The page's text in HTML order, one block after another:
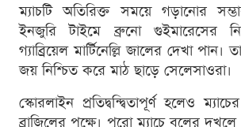
ম্যাচটি অতিরিক্ত সময়ে গড়ানোর
ইনজুরি টাইমে ব্রুনো গুইমারেসের
গ্যাব্রিয়েল মার্টিনেল্লি জালের দেখা
জয় নিশ্চিত করে মাঠ ছাড়ে সেলেসাওরা।
স্কোরলাইন প্রতিদ্বন্দ্বিতাপূর্ণ হলেও
ব্রাজিলের পক্ষে। পুরো ম্যাচে বলের